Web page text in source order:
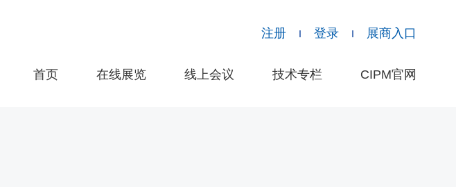
注册 登录 展商入口
首页 在线展览 线上会议 技术专栏 CIPM官网